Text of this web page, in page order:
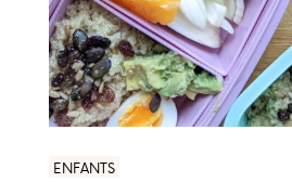
ENFANTS